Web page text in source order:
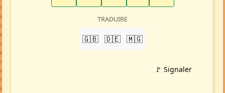
TRADUIRE
🇬🇧 🇩🇪 🇲🇬
🚩 Signaler